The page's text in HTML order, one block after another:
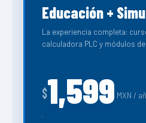
Educación +
La experiencia completa:
calculadora PLC y módulos
$1,599 MXN /